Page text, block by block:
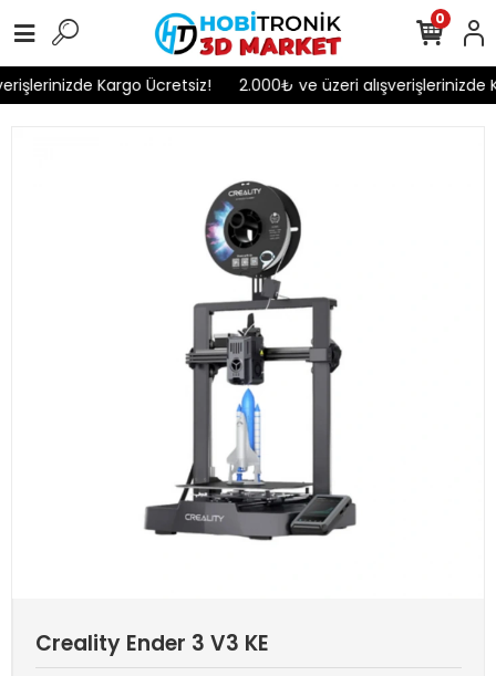
Kargo Ücretsiz! 2.000₺ ve üzeri alışverişlerinizde
0
Creality Ender 3 V3 KE